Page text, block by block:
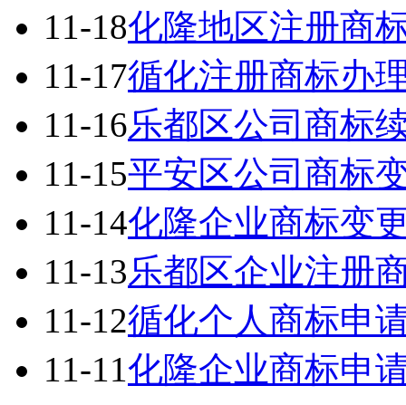
11-18化隆地区注册商
11-17循化注册商标办
11-16乐都区公司商标
11-15平安区公司商标
11-14化隆企业商标变
11-13乐都区企业注册
11-12循化个人商标申
11-11化隆企业商标申